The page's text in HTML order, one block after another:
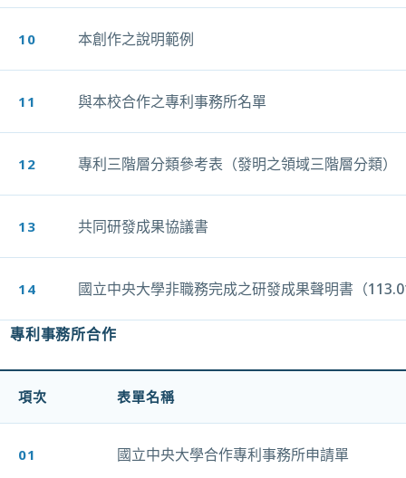
10 本創作之說明範例
另開新視窗
11 與本校合作之專利事務所名單
另開新視窗
12 專利三階層分類參考表（發明之領域三階層分類）
另開新視窗
13 共同研發成果協議書
另開新視窗
14 國立中央大學非職務完成之研發成果聲明書（
另開新視窗
專利事務所合作
項次 表單名稱
01 國立中央大學合作專利事務所申請單
另開新視窗